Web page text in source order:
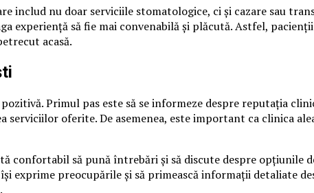
includ nu doar serviciile stomatologice, ci și cazare sau
să fie mai convenabilă și plăcută. Astfel,
acasă.
Primul pas este să se informeze despre reputația
oferite. De asemenea, este important ca clinica
confortabil să pună întrebări și să discute despre opțiunile
preocupările și să primească informații detaliate